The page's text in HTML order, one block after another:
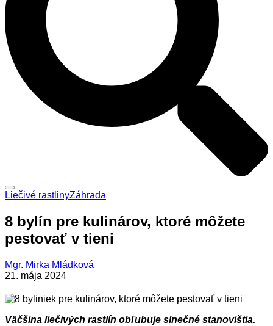
Liečivé rastlinyZáhrada
8 bylín pre kulinárov, ktoré môžete
pestovať v tieni
Mgr. Mirka Mládková
21. mája 2024
Väčšina liečivých rastlín obľubuje slnečné stanovištia.